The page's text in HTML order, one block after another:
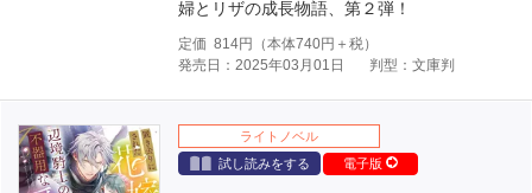
婦とリザの成長物語、第２弾！
定価 814円（本体740円＋税）
発売日：2025年03月01日
判型：文庫判
ライトノベル
試し読みをする
電子版